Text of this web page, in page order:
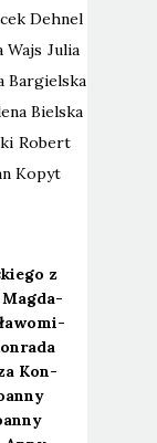
Dehnel
Wajs Julia
Bargielska
Bielska
Robert
Kopyt
z
Mag­da­
Kon­